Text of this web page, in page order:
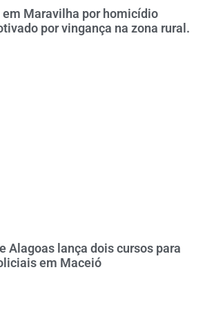
em Maravilha por homicídio
por vingança na zona rural.
Alagoas lança dois cursos para
em Maceió